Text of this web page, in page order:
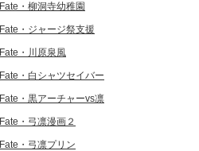
Fate・柳洞寺幼稚園
Fate・ジャージ祭支援
Fate・川原泉風
Fate・白シャツセイバー
Fate・黒アーチャーvs凛
Fate・弓凛漫画２
Fate・弓凛プリン